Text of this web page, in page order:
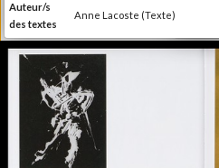
Auteur/s
des textes
Anne Lacoste (Texte)
Editeur
Les éditions Noir sur Blanc
Lieu
d'édition
Lausanne
d'édition
2016
Information
Publié à l'occasion de
l'exposition : "Wojciech
Zamecznik, la photographie sous